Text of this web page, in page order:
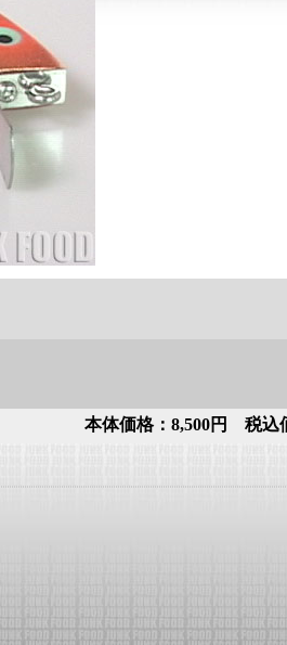
本体価格：8,500円 税込